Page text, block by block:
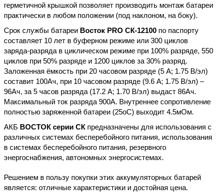
герметичной крышкой позволяет производить монтаж батареи
практически в любом положении (под наклоном, на боку).
Срок службы батареи Восток PRO СК-12100 по паспорту
составляет 10 лет в буферном режиме или 300 циклов
заряда-разряда в циклическом режиме при 100% разряде, 550
циклов при 50% разряде и 1200 циклов за 30% разряд.
Заложенная ёмкость при 20 часовом разряде (5 А; 1.75 В/эл)
составит 100Ач, при 10 часовом разряде (9.6 А; 1.75 В/эл) –
96Ач, за 5 часов разряда (17.2 А; 1.70 В/эл) выдаст 86Ач.
Максимальный ток разряда 900А. Внутреннее сопротивление
полностью заряженной батареи (25oС) выходит 4.5мОм.
АКБ ВОСТОК серии СК предназначены для использования с
различных системах бесперебойного питания, использования
в системах бесперебойного питания, резервного
энергоснабжения, автономных энергосистемах.
Решением в пользу покупки этих аккумуляторных батарей
является: отличные характеристики и достойная цена.